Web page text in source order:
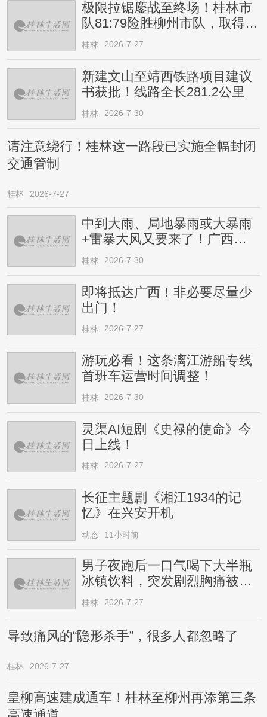
极限拉锯鏖战至终场！桂林市
队81:79险胜柳州市队，取得四
连胜
桂林 2026-7-27
新建文山至靖西铁路项目建议
书获批！线路全长281.2公里
桂林 2026-7-30
请注意绕行！桂林这一路段已实施全幅封闭
交通管制
桂林 2026-7-27
中到大雨、局地暴雨或大暴雨
+雷暴大风又要来了！广西人
请注意
桂林 2026-7-30
即将抵达广西！非必要尽量少
出门！
桂林 2026-7-27
游玩必看！这条漓江游船专线
首班车运营时间调整！
桂林 2026-7-30
灵渠AI短剧《史禄的使命》今
日上线！
桂林 2026-7-27
长征主题剧《湘江1934的记
忆》在兴安开机
动态 11小时前
男子夜跑后一口气喝下大半瓶
冰镇饮料，突发剧烈胸痛被送
医！医生提醒→
桂林 2026-7-27
导致痛风的“隐形杀手”，很多人都忽略了
桂林 2026-7-27
皇柳高速建成通车！桂林至柳州再添第三条